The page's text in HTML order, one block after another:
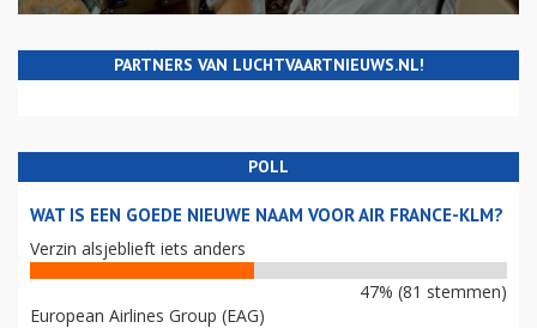
PARTNERS VAN LUCHTVAARTNIEUWS.NL!
POLL
WAT IS EEN GOEDE NIEUWE NAAM VOOR AIR FRANCE-KLM?
Verzin alsjeblieft iets anders
47% (81 stemmen)
European Airlines Group (EAG)